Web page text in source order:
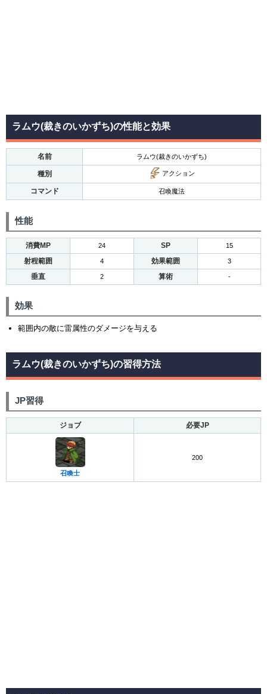
ラムウ(裁きのいかずち)の性能と効果
名前 ラムウ(裁きのいかずち)
種別 アクション
コマンド 召喚魔法
性能
消費MP 24 SP 15
射程範囲 4 効果範囲 3
垂直 2 算術 -
効果
範囲内の敵に雷属性のダメージを与える
ラムウ(裁きのいかずち)の習得方法
JP習得
ジョブ 必要JP
召喚士
200